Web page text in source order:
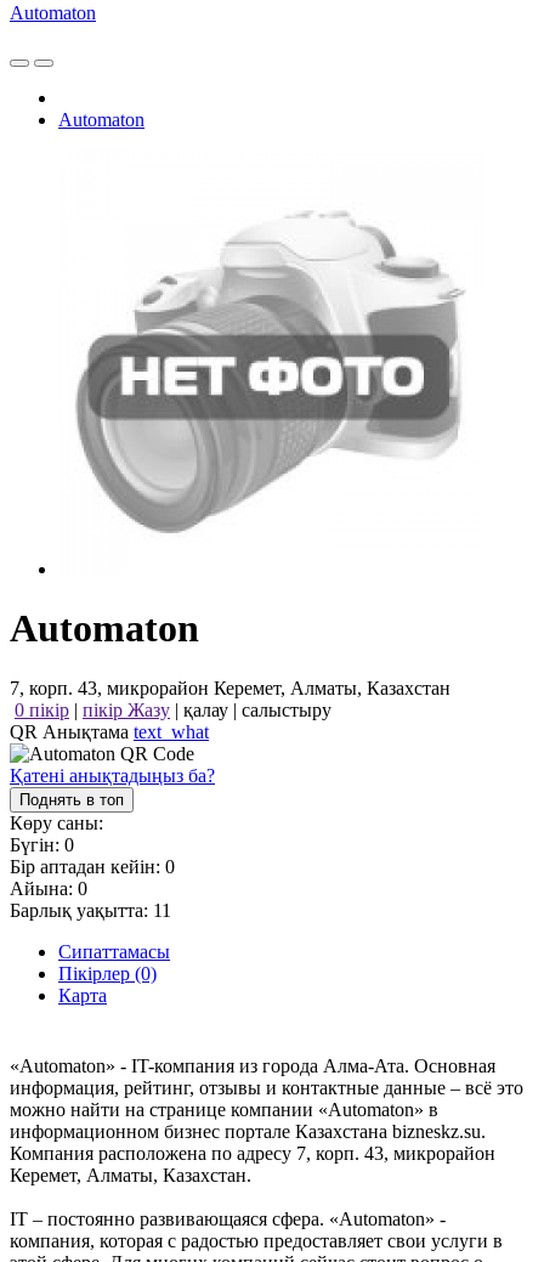
Automaton
Automaton
Automaton
7, корп. 43, микрорайон Керемет, Алматы, Казахстан
0 пікір | пікір Жазу | қалау | салыстыру
QR Анықтама text_what
Қатені анықтадыңыз ба?
Поднять в топ
Көру саны:
Бүгін: 0
Бір аптадан кейін: 0
Айына: 0
Барлық уақытта: 11
Сипаттамасы
Пікірлер (0)
Карта
«Automaton» - IT-компания из города Алма-Ата. Основная
информация, рейтинг, отзывы и контактные данные – всё это
можно найти на странице компании «Automaton» в
информационном бизнес портале Казахстана bizneskz.su.
Компания расположена по адресу 7, корп. 43, микрорайон
Керемет, Алматы, Казахстан.
IT – постоянно развивающаяся сфера. «Automaton» -
компания, которая с радостью предоставляет свои услуги в